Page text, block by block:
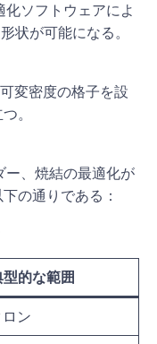
ソフトウェアによ
状が可能になる。
変密度の格子を設
。
、焼結の最適化が
の通りである：
型的な範囲
ン